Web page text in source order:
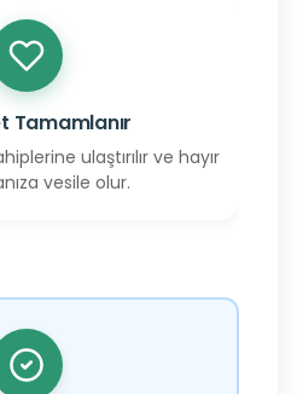
Tamamlanır
ulaştırılır ve hayır
vesile olur.